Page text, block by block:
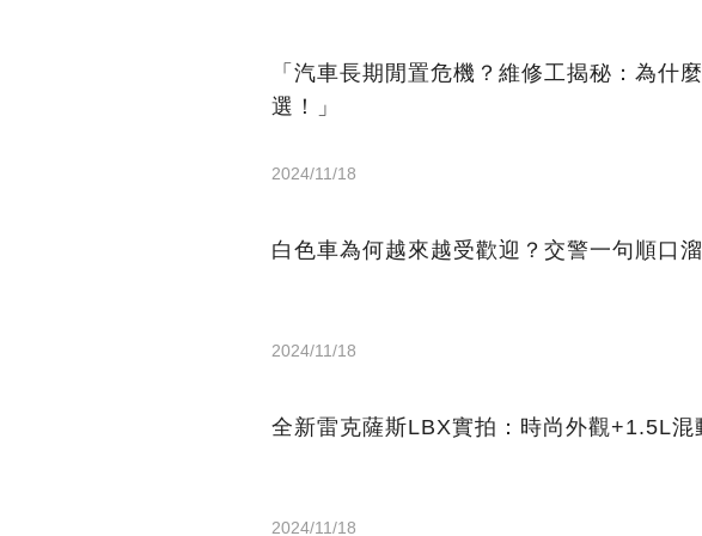
「汽車長期閒置危機？維修工揭秘：為什
選！」
2024/11/18
白色車為何越來越受歡迎？交警一句順口
2024/11/18
全新雷克薩斯LBX實拍：時尚外觀+1.5L混
2024/11/18